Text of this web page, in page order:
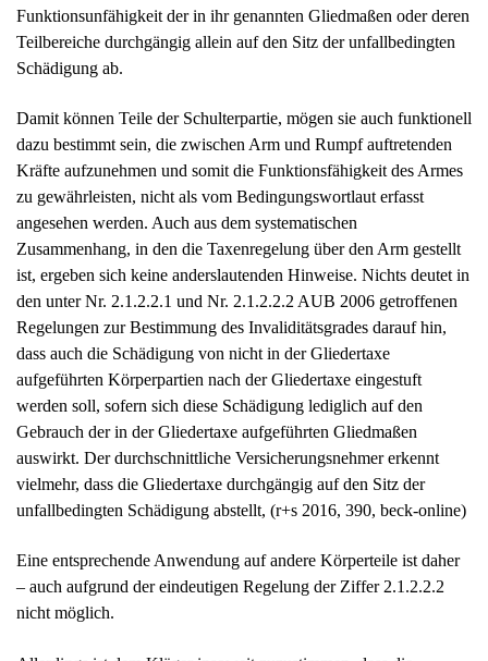
Funktionsunfähigkeit der in ihr genannten Gliedmaßen oder deren
Teilbereiche durchgängig allein auf den Sitz der unfallbedingten
Schädigung ab.
Damit können Teile der Schulterpartie, mögen sie auch funktionell
dazu bestimmt sein, die zwischen Arm und Rumpf auftretenden
Kräfte aufzunehmen und somit die Funktionsfähigkeit des Armes
zu gewährleisten, nicht als vom Bedingungswortlaut erfasst
angesehen werden. Auch aus dem systematischen
Zusammenhang, in den die Taxenregelung über den Arm gestellt
ist, ergeben sich keine anderslautenden Hinweise. Nichts deutet in
den unter Nr. 2.1.2.2.1 und Nr. 2.1.2.2.2 AUB 2006 getroffenen
Regelungen zur Bestimmung des Invaliditätsgrades darauf hin,
dass auch die Schädigung von nicht in der Gliedertaxe
aufgeführten Körperpartien nach der Gliedertaxe eingestuft
werden soll, sofern sich diese Schädigung lediglich auf den
Gebrauch der in der Gliedertaxe aufgeführten Gliedmaßen
auswirkt. Der durchschnittliche Versicherungsnehmer erkennt
vielmehr, dass die Gliedertaxe durchgängig auf den Sitz der
unfallbedingten Schädigung abstellt, (r+s 2016, 390, beck-online)
Eine entsprechende Anwendung auf andere Körperteile ist daher
– auch aufgrund der eindeutigen Regelung der Ziffer 2.1.2.2.2
nicht möglich.